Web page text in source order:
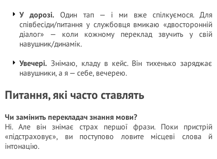
У дорозі. Один тап — і ми вже спілкуємося. Для
співбесіди/питання у службовця вмикаю «двосторонній
діалог» — коли кожному переклад звучить у свій
навушник/динамік.
Увечері. Знімаю, кладу в кейс. Він тихенько заряджає
навушники, а я — себе, вечерею.
Питання, які часто ставлять
Чи замінить перекладач знання мови?
Ні. Але він знімає страх першої фрази. Поки пристрій
«підстраховує», ви поступово ловите місцеві слова й
інтонацію.